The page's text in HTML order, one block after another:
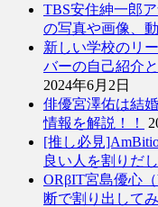
TBS安住紳一郎
の写真や画像、
新しい学校のリ
バーの自己紹介
2024年6月2日
俳優宮澤佑は結
情報を解説！！
[推し必見
良い人を割りだ
ORβIT宮島優心
断で割り出して